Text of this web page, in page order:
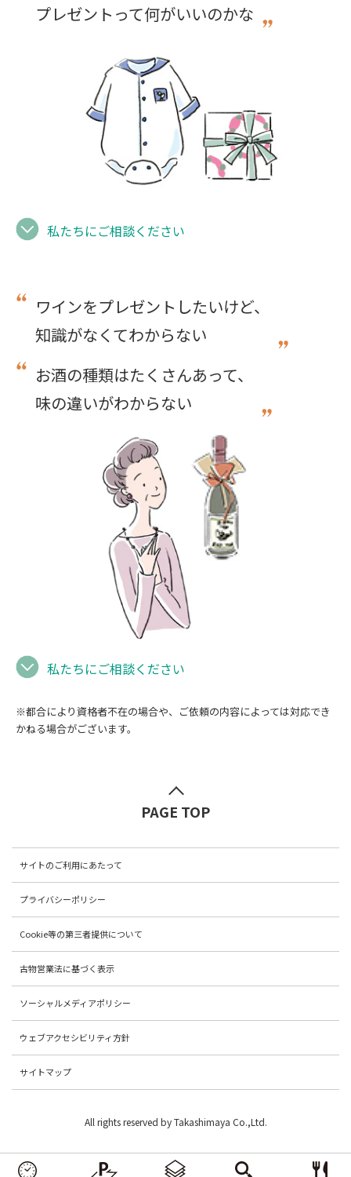
プレゼントって何がいいのかな
私たちにご相談ください
ワインをプレゼントしたいけど、
知識がなくてわからない
お酒の種類はたくさんあって、
味の違いがわからない
私たちにご相談ください
※都合により資格者不在の場合や、ご依頼の内容によっては対応でき
かねる場合がございます。
PAGE TOP
サイトのご利用にあたって
プライバシーポリシー
Cookie等の第三者提供について
古物営業法に基づく表示
ソーシャルメディアポリシー
ウェブアクセシビリティ方針
サイトマップ
All rights reserved by Takashimaya Co.,Ltd.